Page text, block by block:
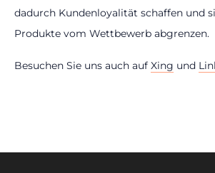
dadurch Kundenloyalität schaffen und
Produkte vom Wettbewerb abgrenzen.
Besuchen Sie uns auch auf Xing und